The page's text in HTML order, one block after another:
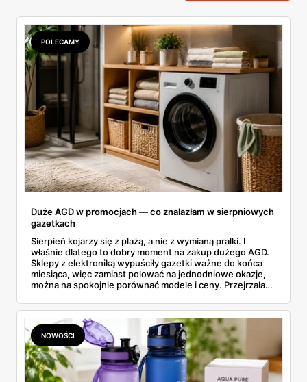
POLECAMY
Duże AGD w promocjach — co znalazłam w sierpniowych
gazetkach
Sierpień kojarzy się z plażą, a nie z wymianą pralki. I
właśnie dlatego to dobry moment na zakup dużego AGD.
Sklepy z elektroniką wypuściły gazetki ważne do końca
miesiąca, więc zamiast polować na jednodniowe okazje,
można na spokojnie porównać modele i ceny. Przejrzałam
znalazłam, z cenami i terminami.
NOWOŚCI